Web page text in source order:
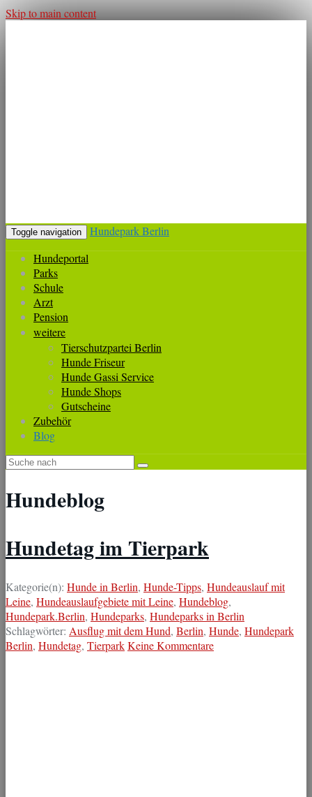
Skip to main content
Toggle navigation
Hundepark Berlin
Hundeportal
Parks
Schule
Arzt
Pension
weitere
Tierschutzpartei Berlin
Hunde Friseur
Hunde Gassi Service
Hunde Shops
Gutscheine
Zubehör
Blog
Hundeblog
Hundetag im Tierpark
Kategorie(n): Hunde in Berlin, Hunde-Tipps, Hundeauslauf mit
Leine, Hundeauslaufgebiete mit Leine, Hundeblog,
Hundepark.Berlin, Hundeparks, Hundeparks in Berlin
Schlagwörter: Ausflug mit dem Hund, Berlin, Hunde, Hundepark
Berlin, Hundetag, TierparkKeine Kommentare